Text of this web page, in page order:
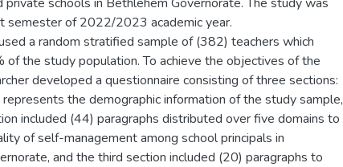
semester of 2022/2023 academic year.
a random stratified sample of (382) teachers which
of the study population. To achieve the objectives of the
developed a questionnaire consisting of three sections:
the demographic information of the study sample,
included (44) paragraphs distributed over five domains to
of self-management among school principals in
and the third section included (20) paragraphs to